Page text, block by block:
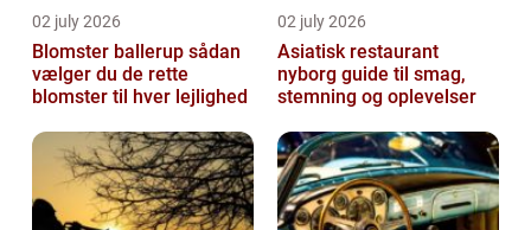
02 july 2026
Blomster ballerup sådan
vælger du de rette
blomster til hver lejlighed
02 july 2026
Asiatisk restaurant
nyborg guide til smag,
stemning og oplevelser